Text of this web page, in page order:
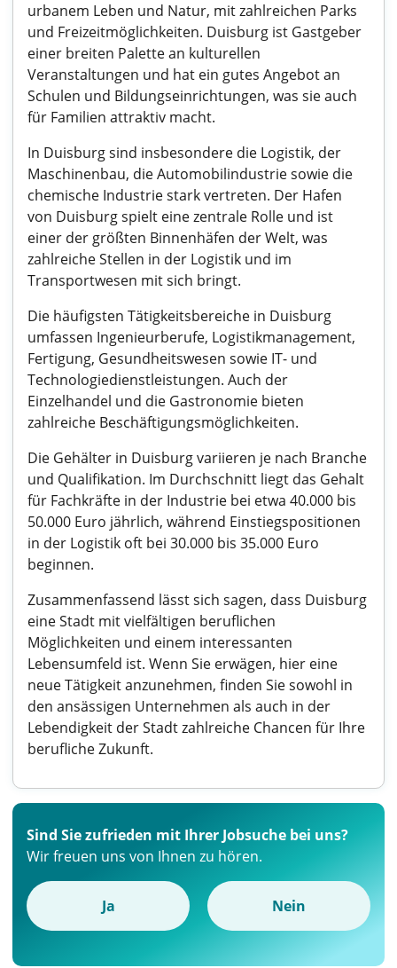
urbanem Leben und Natur, mit zahlreichen Parks
und Freizeitmöglichkeiten. Duisburg ist Gastgeber
einer breiten Palette an kulturellen
Veranstaltungen und hat ein gutes Angebot an
Schulen und Bildungseinrichtungen, was sie auch
für Familien attraktiv macht.
In Duisburg sind insbesondere die Logistik, der
Maschinenbau, die Automobilindustrie sowie die
chemische Industrie stark vertreten. Der Hafen
von Duisburg spielt eine zentrale Rolle und ist
einer der größten Binnenhäfen der Welt, was
zahlreiche Stellen in der Logistik und im
Transportwesen mit sich bringt.
Die häufigsten Tätigkeitsbereiche in Duisburg
umfassen Ingenieurberufe, Logistikmanagement,
Fertigung, Gesundheitswesen sowie IT- und
Technologiedienstleistungen. Auch der
Einzelhandel und die Gastronomie bieten
zahlreiche Beschäftigungsmöglichkeiten.
Die Gehälter in Duisburg variieren je nach Branche
und Qualifikation. Im Durchschnitt liegt das Gehalt
für Fachkräfte in der Industrie bei etwa 40.000 bis
50.000 Euro jährlich, während Einstiegspositionen
in der Logistik oft bei 30.000 bis 35.000 Euro
beginnen.
Zusammenfassend lässt sich sagen, dass Duisburg
eine Stadt mit vielfältigen beruflichen
Möglichkeiten und einem interessanten
Lebensumfeld ist. Wenn Sie erwägen, hier eine
neue Tätigkeit anzunehmen, finden Sie sowohl in
den ansässigen Unternehmen als auch in der
Lebendigkeit der Stadt zahlreiche Chancen für Ihre
berufliche Zukunft.
Sind Sie zufrieden mit Ihrer Jobsuche bei uns?
Wir freuen uns von Ihnen zu hören.
Ja Nein